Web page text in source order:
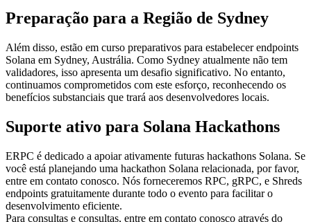
Preparação para a Região de Sydney
Além disso, estão em curso preparativos para estabelecer endpoints
Solana em Sydney, Austrália. Como Sydney atualmente não tem
validadores, isso apresenta um desafio significativo. No entanto,
continuamos comprometidos com este esforço, reconhecendo os
benefícios substanciais que trará aos desenvolvedores locais.
Suporte ativo para Solana Hackathons
ERPC é dedicado a apoiar ativamente futuras hackathons Solana. Se
você está planejando uma hackathon Solana relacionada, por favor,
entre em contato conosco. Nós forneceremos RPC, gRPC, e Shreds
endpoints gratuitamente durante todo o evento para facilitar o
desenvolvimento eficiente.
Para consultas e consultas, entre em contato conosco através do